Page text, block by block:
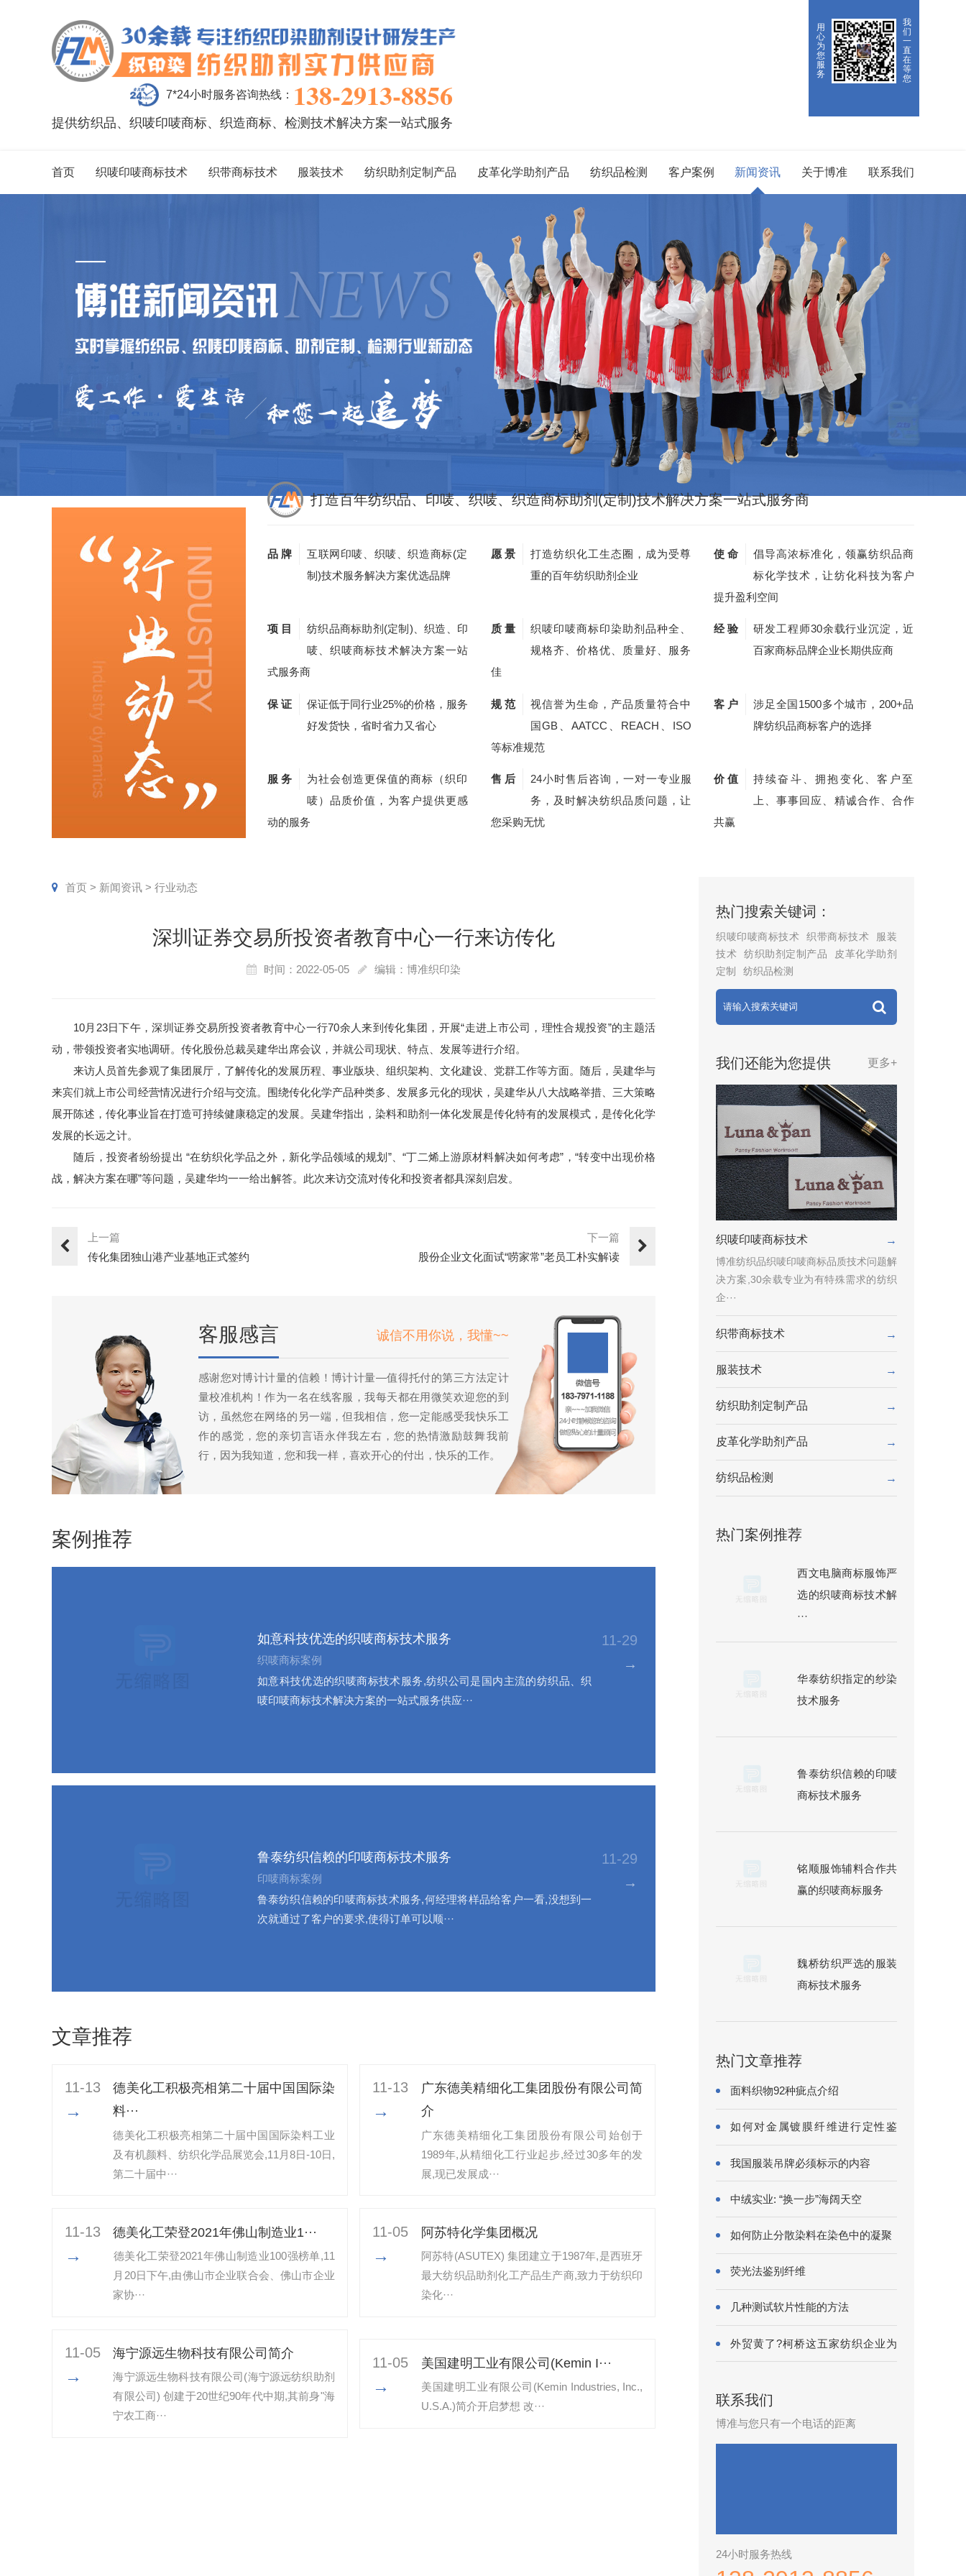
用
心
为
您
服
务
我
们
一
直
在
等
您
7*24小时服务咨询热线： 138-2913-8856
提供纺织品、织唛印唛商标、织造商标、检测技术解决方案一站式服务
首页 织唛印唛商标技术 织带商标技术 服装技术 纺织助剂定制产品 皮革化学助剂产品 纺织品检测 客户案例 新闻资讯 关于博准 联系我们
打造百年纺织品、印唛、织唛、织造商标助剂(定制)技术解决方案一站式服务商
品 牌
互联网印唛、织唛、织造商标(定
制)技术服务解决方案优选品牌
愿 景
打造纺织化工生态圈，成为受尊
重的百年纺织助剂企业
使 命
倡导高浓标准化，领赢纺织品商
标化学技术，让纺化科技为客户
提升盈利空间
项 目
纺织品商标助剂(定制)、织造、印
唛、织唛商标技术解决方案一站
式服务商
质 量
织唛印唛商标印染助剂品种全、
规格齐、价格优、质量好、服务
佳
经 验
研发工程师30余载行业沉淀，近
百家商标品牌企业长期供应商
保 证
保证低于同行业25%的价格，服务
好发货快，省时省力又省心
规 范
视信誉为生命，产品质量符合中
国GB、AATCC、REACH、ISO
等标准规范
客 户
涉足全国1500多个城市，200+品
牌纺织品商标客户的选择
服 务
为社会创造更保值的商标（织印
唛）品质价值，为客户提供更感
动的服务
售 后
24小时售后咨询，一对一专业服
务，及时解决纺织品质问题，让
您采购无忧
价 值
持续奋斗、拥抱变化、客户至
上、事事回应、精诚合作、合作
共赢
首页 > 新闻资讯 > 行业动态
深圳证券交易所投资者教育中心一行来访传化
时间：2022-05-05 编辑：博准织印染
10月23日下午，深圳证券交易所投资者教育中心一行70余人来到传化集团，开展“走进上市公司，理性合规投资”的主题活
动，带领投资者实地调研。传化股份总裁吴建华出席会议，并就公司现状、特点、发展等进行介绍。
来访人员首先参观了集团展厅，了解传化的发展历程、事业版块、组织架构、文化建设、党群工作等方面。随后，吴建华与
来宾们就上市公司经营情况进行介绍与交流。围绕传化化学产品种类多、发展多元化的现状，吴建华从八大战略举措、三大策略
展开陈述，传化事业旨在打造可持续健康稳定的发展。吴建华指出，染料和助剂一体化发展是传化特有的发展模式，是传化化学
发展的长远之计。
随后，投资者纷纷提出 “在纺织化学品之外，新化学品领域的规划”、“丁二烯上游原材料解决如何考虑”，“转变中出现价格
战，解决方案在哪”等问题，吴建华均一一给出解答。此次来访交流对传化和投资者都具深刻启发。
上一篇
传化集团独山港产业基地正式签约
下一篇
股份企业文化面试“唠家常”老员工朴实解读
客服感言 诚信不用你说，我懂~~
感谢您对博计计量的信赖！博计计量—值得托付的第三方法定计
量校准机构！作为一名在线客服，我每天都在用微笑欢迎您的到
访，虽然您在网络的另一端，但我相信，您一定能感受我快乐工
作的感觉，您的亲切言语永伴我左右，您的热情激励鼓舞我前
行，因为我知道，您和我一样，喜欢开心的付出，快乐的工作。
案例推荐
如意科技优选的织唛商标技术服务
织唛商标案例
如意科技优选的织唛商标技术服务,纺织公司是国内主流的纺织品、织
唛印唛商标技术解决方案的一站式服务供应···
11-29
→
鲁泰纺织信赖的印唛商标技术服务
印唛商标案例
鲁泰纺织信赖的印唛商标技术服务,何经理将样品给客户一看,没想到一
次就通过了客户的要求,使得订单可以顺···
11-29
→
文章推荐
11-13
→
德美化工积极亮相第二十届中国国际染
料···
德美化工积极亮相第二十届中国国际染料工业
及有机颜料、纺织化学品展览会,11月8日-10日,
第二十届中···
11-13
→
广东德美精细化工集团股份有限公司简
介
广东德美精细化工集团股份有限公司始创于
1989年,从精细化工行业起步,经过30多年的发
展,现已发展成···
11-13
→
​德美化工荣登2021年佛山制造业1···
​德美化工荣登2021年佛山制造业100强榜单,11
月20日下午,由佛山市企业联合会、佛山市企业
家协···
11-05
→
阿苏特化学集团概况
阿苏特(ASUTEX) 集团建立于1987年,是西班牙
最大纺织品助剂化工产品生产商,致力于纺织印
染化···
11-05
→
海宁源远生物科技有限公司简介
海宁源远生物科技有限公司(海宁源远纺织助剂
有限公司) 创建于20世纪90年代中期,其前身"海
宁农工商···
11-05
→
美国建明工业有限公司(Kemin I···
美国建明工业有限公司(Kemin Industries, Inc.,
U.S.A.)简介开启梦想 改···
热门搜索关键词：
织唛印唛商标技术 织带商标技术
服装
技术
纺织助剂定制产品
皮革化学助剂
定制
纺织品检测
我们还能为您提供 更多+
织唛印唛商标技术 →
博准纺织品织唛印唛商标品质技术问题解
决方案,30余载专业为有特殊需求的纺织
企···
织带商标技术 →
服装技术 →
纺织助剂定制产品 →
皮革化学助剂产品 →
纺织品检测 →
热门案例推荐
西文电脑商标服饰严
选的织唛商标技术解
···
华泰纺织指定的纱染
技术服务
鲁泰纺织信赖的印唛
商标技术服务
铭顺服饰辅料合作共
赢的织唛商标服务
魏桥纺织严选的服装
商标技术服务
热门文章推荐
面料织物92种疵点介绍
如何对金属镀膜纤维进行定性鉴
别?
我国服装吊牌必须标示的内容
中绒实业: “换一步”海阔天空
如何防止分散染料在染色中的凝聚
荧光法鉴别纤维
几种测试软片性能的方法
外贸黄了?柯桥这五家纺织企业为
何底气···
联系我们
博准与您只有一个电话的距离
24小时服务热线